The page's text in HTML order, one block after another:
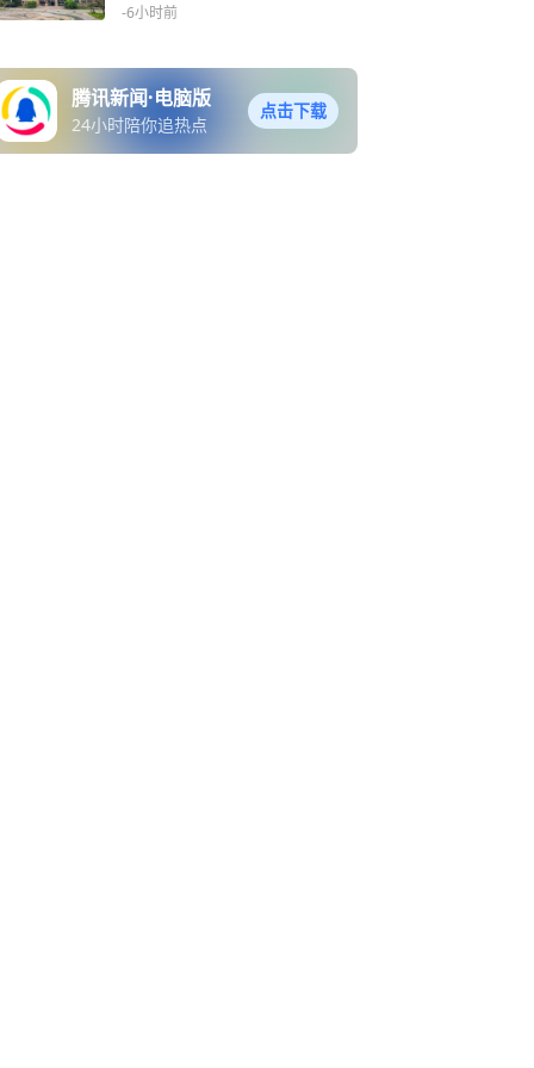
-6小时前
腾讯新闻·电脑版
24小时陪你追热点
点击下载